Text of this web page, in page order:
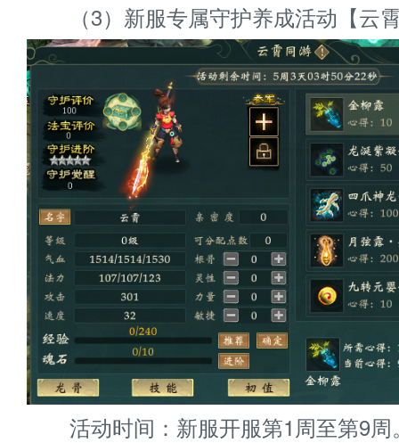
（3）新服专属守护养成活动【云
活动时间：新服开服第1周至第9周